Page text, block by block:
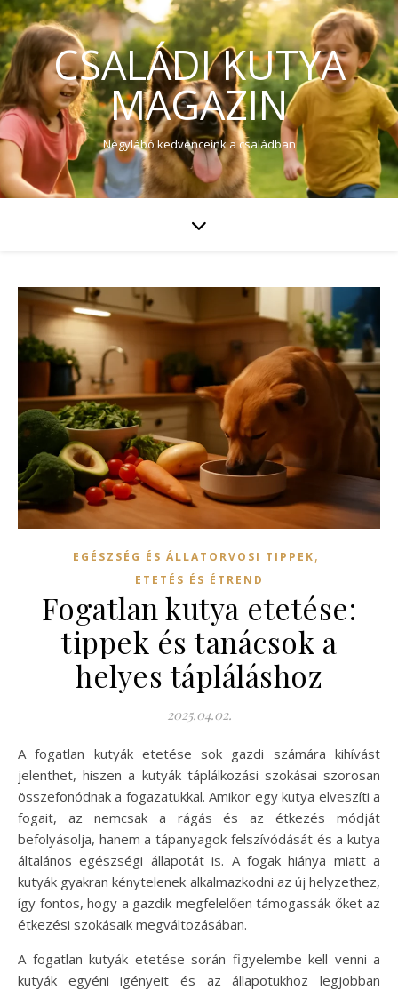
CSALÁDI KUTYA
MAGAZIN
Négylábó kedvenceink a családban
EGÉSZSÉG ÉS ÁLLATORVOSI TIPPEK,
ETETÉS ÉS ÉTREND
Fogatlan kutya etetése:
tippek és tanácsok a
helyes tápláláshoz
2025.04.02.
A fogatlan kutyák etetése sok gazdi számára kihívást
jelenthet, hiszen a kutyák táplálkozási szokásai szorosan
összefonódnak a fogazatukkal. Amikor egy kutya elveszíti a
fogait, az nemcsak a rágás és az étkezés módját
befolyásolja, hanem a tápanyagok felszívódását és a kutya
általános egészségi állapotát is. A fogak hiánya miatt a
kutyák gyakran kénytelenek alkalmazkodni az új helyzethez,
így fontos, hogy a gazdik megfelelően támogassák őket az
étkezési szokásaik megváltozásában.
A fogatlan kutyák etetése során figyelembe kell venni a
kutyák egyéni igényeit és az állapotukhoz legjobban